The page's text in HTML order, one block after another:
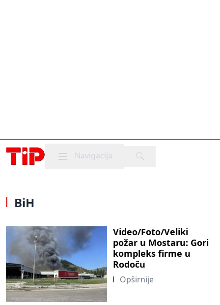
Mobile menu
Navigacija
BiH
Video/Foto/Veliki
požar u Mostaru: Gori
kompleks firme u
Rodoču
Opširnije